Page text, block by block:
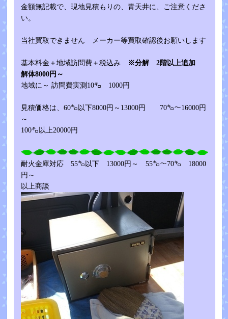
金額無記載で、現地見積もりの、青天井に、ご注意くださ
い。
当社買取できません メーカー等買取確認後お願いします
基本料金＋地域訪問費＋税込み
※分解 2階以上追加
解体8000円～
地域に～ 訪問費実測10㌔ 1000円
見積価格は、60㌔以下8000円～13000円 70㌔～16000円
～
100㌔以上20000円
耐火金庫対応 55㌔以下 13000円～ 55㌔～70㌔ 18000
円～
以上商談